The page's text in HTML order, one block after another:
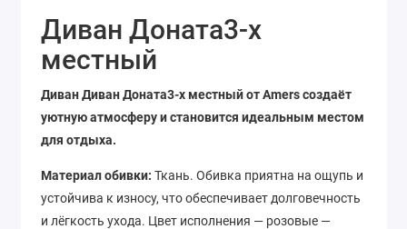
Диван Доната3-х
местный
Диван Диван Доната3-х местный от Amers создаёт
уютную атмосферу и становится идеальным местом
для отдыха.
Материал обивки: Ткань. Обивка приятна на ощупь и
устойчива к износу, что обеспечивает долговечность
и лёгкость ухода. Цвет исполнения — розовые —